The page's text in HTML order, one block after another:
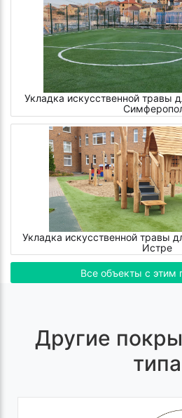
Укладка искусственной травы
Укладка искусственной травы
Истре
Все объекты с этим
Другие
типа